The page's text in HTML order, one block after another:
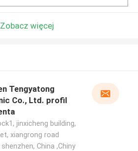
Zobacz więcej
Tengyatong
Co., Ltd. profil
jinxicheng building,
xiangrong road
shenzhen, China ,Chiny